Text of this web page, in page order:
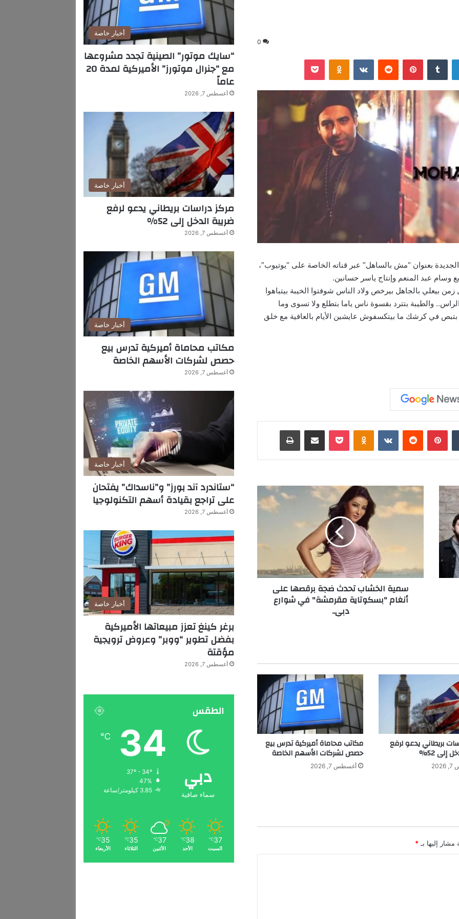
0
لينكدإن ‏Tumblr بينتيريست ‏Reddit
‏VKontakte
Odnoklassniki
‫Pocket
بعنوان “مش بالساهل” عبر قناته الخاصة على “يوتيوب”،
عبد المنعم​ وإنتاج ​ياسر حسانين​.
بيعلي بالجاهل بيرخص ولاد الناس شوفتوا الخيبة بيتباهوا
والطيبة بتترد بقسوة ناس ياما بتطلع ولا تسوى وما
في كرشك ما بيتكسفوش عايشين الأيام بالعافية مع خلق
‏Tumblr بينتيريست ‏Reddit
‏VKontakte
Odnoklassniki
‫Pocket مشاركة عبر البريد طباعة
س
ا
ة
ب
ص
ه
ا
ل
"
س
ك
سمية الخشاب تحدث ضجة برقصها على
أنغام "بسكوتاية مقرمشة" في شوارع
دبي..
بريطاني يدعو لرفع
إلى 52%
مكاتب محاماة أميركية تدرس بيع
حصص لشركات الأسهم الخاصة
أغسطس 7, 2026
مشار إليها بـ *
أخبار خاصة
“سايك موتور” الصينية تجدد مشروعها
مع “جنرال موتورز” الأميركية لمدة 20
عاماً
أغسطس 7, 2026
أخبار خاصة
مركز دراسات بريطاني يدعو لرفع
ضريبة الدخل إلى 52%
أغسطس 7, 2026
أخبار خاصة
مكاتب محاماة أميركية تدرس بيع
حصص لشركات الأسهم الخاصة
أغسطس 7, 2026
أخبار خاصة
“ستاندرد آند بورز” و”ناسداك” يفتحان
على تراجع بقيادة أسهم التكنولوجيا
أغسطس 7, 2026
أخبار خاصة
برغر كينغ تعزز مبيعاتها الأميركية
بفضل تطوير “ووبر” وعروض ترويجية
مؤقتة
أغسطس 7, 2026
الطقس
دبي
سماء صافية
34
℃
47%
3.85 كيلومتر/ساعة
37
℃
السبت
38
℃
الأحد
37
℃
الأثنين
35
℃
الثلاثاء
35
℃
الأربعاء